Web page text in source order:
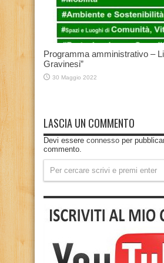
Programma amministrativo –
Gravinesi”
30 Maggio 2022
LASCIA UN COMMENTO
Devi essere connesso per
commento.